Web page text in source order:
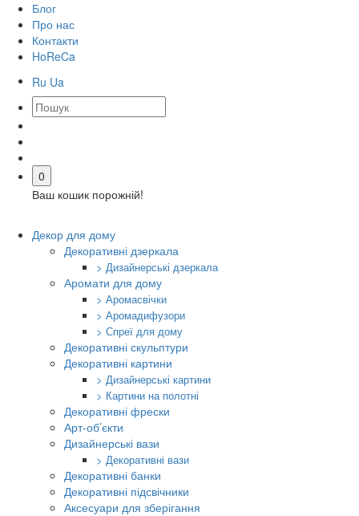
Блог
Про нас
Контакти
HoReCa
Ru Ua
0
Ваш кошик порожній!
Декор для дому
Декоративні дзеркала
> Дизайнерські дзеркала
Аромати для дому
> Аромасвічки
> Аромадифузори
> Спреї для дому
Декоративні скульптури
Декоративні картини
> Дизайнерські картини
> Картини на полотні
Декоративні фрески
Арт-об’єкти
Дизайнерські вази
> Декоративні вази
Декоративні банки
Декоративні підсвічники
Аксесуари для зберігання